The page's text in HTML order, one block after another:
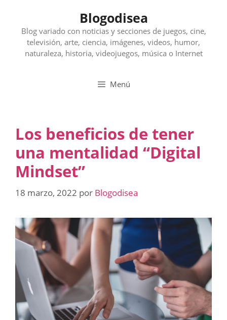
contenido
Blogodisea
Blog variado con noticias y secciones de juegos, cine,
televisión, arte, ciencia, imágenes, videos, humor,
naturaleza, historia, videojuegos, música o Internet
Menú
Los beneficios de tener
una mentalidad “Digital
Mindset”
18 marzo, 2022 por Blogodisea